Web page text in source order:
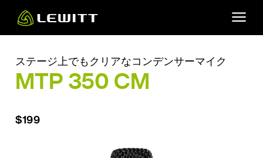
main
ステージ上でもクリアなコンデンサーマイク
MTP 350 CM
$199